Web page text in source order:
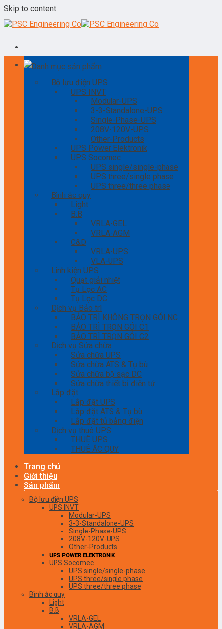
Skip to content
Danh mục sản phẩm
Bộ lưu điện UPS
UPS INVT
Modular-UPS
3-3-Standalone-UPS
Single-Phase-UPS
208V-120V-UPS
Other-Products
UPS Power Elektronik
UPS Socomec
UPS single/single-phase
UPS three/single phase
UPS three/three phase
Bình ắc quy
Light
B.B
VRLA-GEL
VRLA-AGM
C&D
VRLA-UPS
VLA-UPS
Linh kiện UPS
Quạt giải nhiệt
Tụ Lọc AC
Tụ Lọc DC
Dịch vụ Bảo trì
BẢO TRÌ KHÔNG TRỌN GÓI NC
BẢO TRÌ TRỌN GÓI C1
BẢO TRÌ TRỌN GÓI C2
Dịch vụ Sửa chữa
Sửa chữa UPS
Sửa chữa ATS & Tụ bù
Sửa chữa bộ sạc DC
Sửa chữa thiết bị điện tử
Lắp đặt
Lắp đặt UPS
Lắp đặt ATS & Tụ bù
Lắp đặt tủ bảng điện
Dịch vụ thuê UPS
THUÊ UPS
THUÊ ẮC QUY
Trang chủ
Giới thiệu
Sản phẩm
Bộ lưu điện UPS
UPS INVT
Modular-UPS
3-3-Standalone-UPS
Single-Phase-UPS
208V-120V-UPS
Other-Products
UPS POWER ELEKTRONIK
UPS Socomec
UPS single/single-phase
UPS three/single phase
UPS three/three phase
Bình ắc quy
Light
B.B
VRLA-GEL
VRLA-AGM